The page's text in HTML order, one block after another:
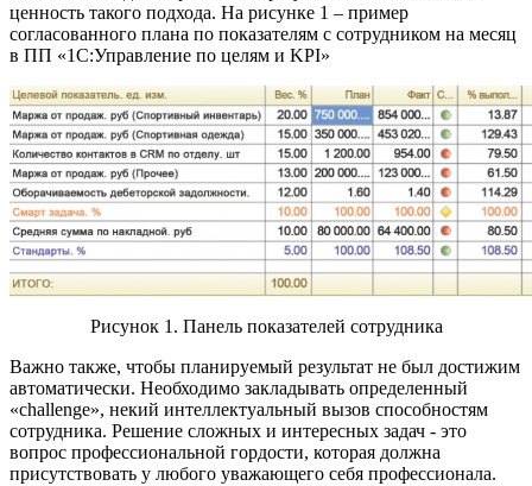
ценность такого подхода. На рисунке 1 – пример
согласованного плана по показателям с сотрудником на месяц
в ПП «1С:Управление по целям и KPI»
Рисунок 1. Панель показателей сотрудника
Важно также, чтобы планируемый результат не был достижим
автоматически. Необходимо закладывать определенный
«challenge», некий интеллектуальный вызов способностям
сотрудника. Решение сложных и интересных задач - это
вопрос профессиональной гордости, которая должна
присутствовать у любого уважающего себя профессионала.